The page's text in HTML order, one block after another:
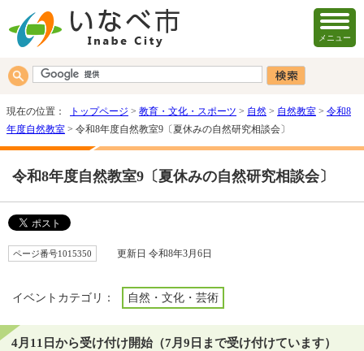
メニュー
現在の位置： トップページ > 教育・文化・スポーツ > 自然 > 自然教室 > 令和8
年度自然教室 > 令和8年度自然教室9〔夏休みの自然研究相談会〕
令和8年度自然教室9〔夏休みの自然研究相談会〕
ページ番号1015350 更新日 令和8年3月6日
イベントカテゴリ： 自然・文化・芸術
4月11日から受け付け開始（7月9日まで受け付けています）